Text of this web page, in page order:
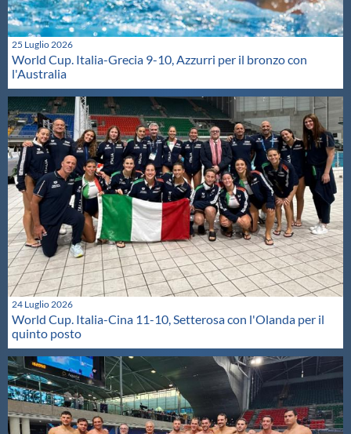
25 Luglio 2026
World Cup. Italia-Grecia 9-10, Azzurri per il bronzo con
l'Australia
24 Luglio 2026
World Cup. Italia-Cina 11-10, Setterosa con l'Olanda per il
quinto posto